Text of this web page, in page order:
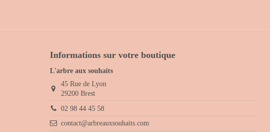
Informations sur votre boutique
L'arbre aux souhaits
45 Rue de Lyon
29200 Brest
02 98 44 45 58
contact@arbreauxsouhaits.com